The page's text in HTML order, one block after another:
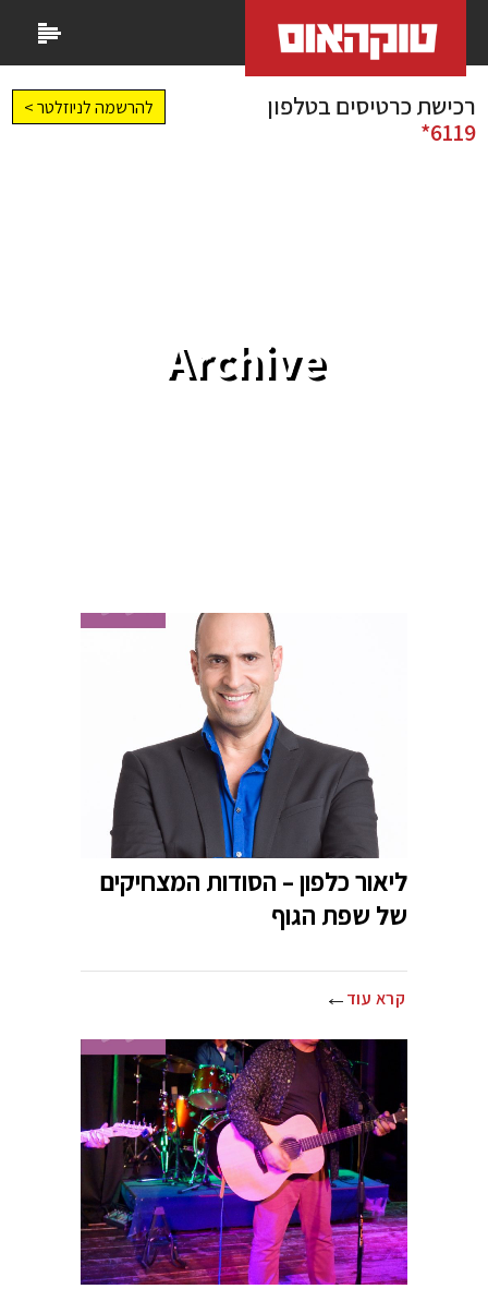
רכישת כרטיסים בטלפון
6119*
להרשמה לניוזלטר >
Archive
ליאור כלפון – הסודות המצחיקים
של שפת הגוף
קרא עוד